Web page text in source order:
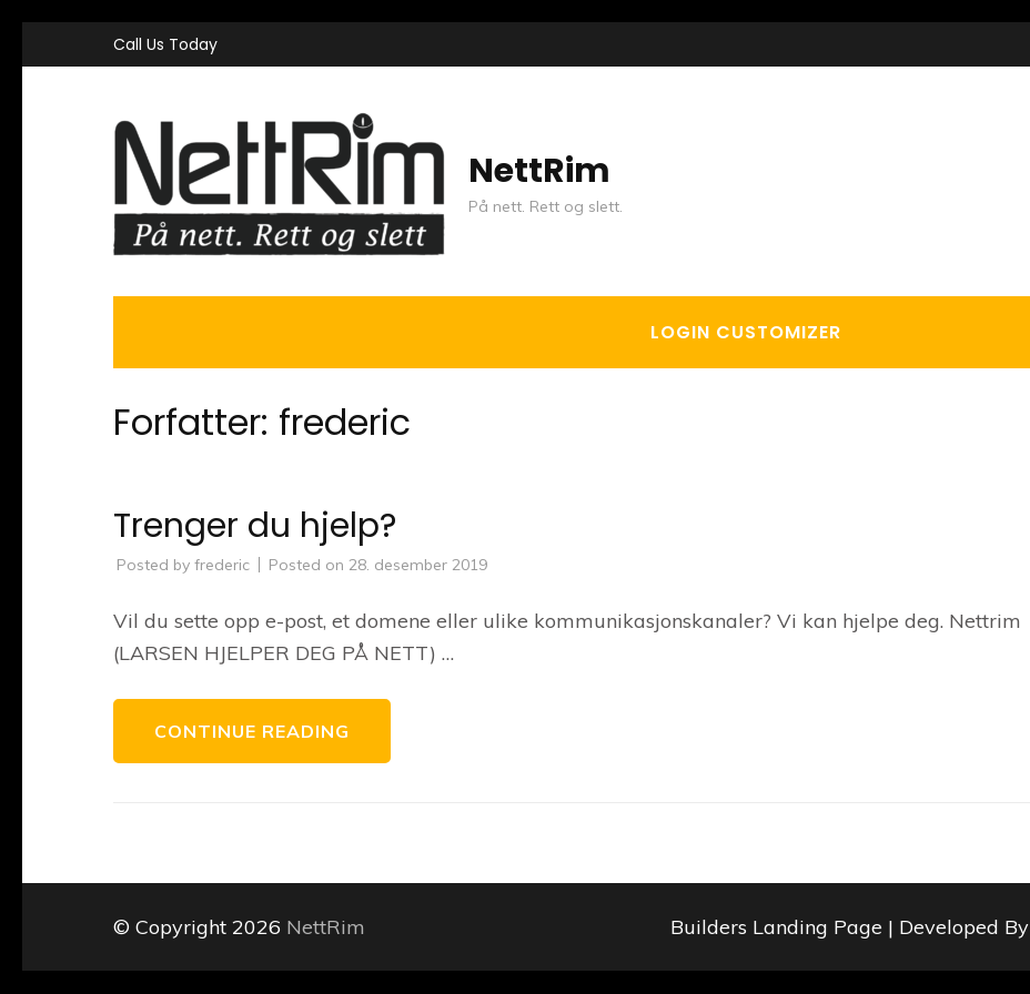
to
Call Us Today
NettRim
På nett. Rett og slett.
LOGIN CUSTOMIZER
Forfatter: frederic
Trenger du hjelp?
Posted by frederic Posted on 28. desember 2019
Vil du sette opp e-post, et domene eller ulike kommunikasjonskanaler? Vi kan hjelpe deg. Nettrim
(LARSEN HJELPER DEG PÅ NETT) …
CONTINUE READING
© Copyright 2026 NettRim Builders Landing Page | Developed By